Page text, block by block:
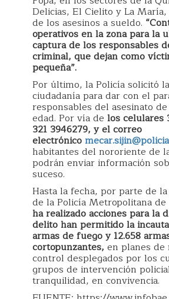
Delicias, El Cielito y La
de los asesinos a sueldo.
operativos en la zona para la
captura de los responsables
criminal, que dejan como
pequeña”.
Por último, la Policía solicitó
ciudadanía para dar con el
responsables del asesinato
edad. Por vía de los celulares
321 3946279, y el correo
electrónico
habitantes del nororiente de
podrán enviar información
suceso.
Hasta la fecha, por parte de
de la Policía Metropolitana de
ha realizado acciones para la
delito han permitido la
armas de fuego y 12.658
cortopunzantes, en planes
control desplegados por los
grupos de intervención
tranquilidad, en convivencia.